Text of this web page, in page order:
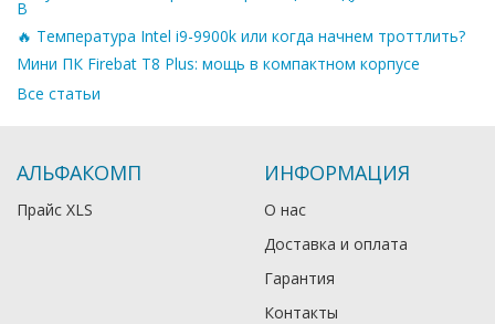
B
🔥 Температура Intel i9-9900k или когда начнем троттлить?
Мини ПК Firebat T8 Plus: мощь в компактном корпусе
Все статьи
АЛЬФАКОМП
Прайс XLS
ИНФОРМАЦИЯ
О нас
Доставка и оплата
Гарантия
Контакты